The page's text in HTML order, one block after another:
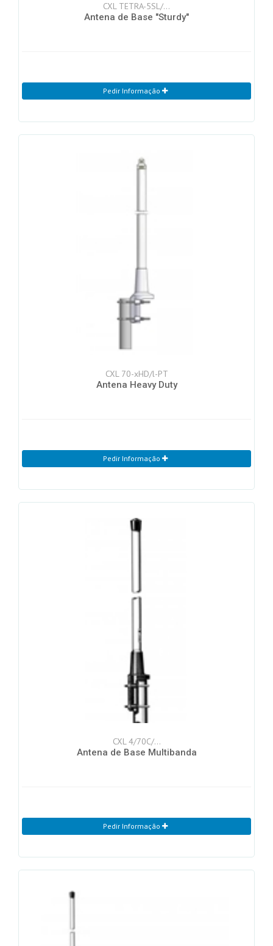
CXL TETRA-5SL/...
Antena de Base "Sturdy"
Pedir Informação
CXL 70-xHD/l-PT
Antena Heavy Duty
Pedir Informação
CXL 4/70C/...
Antena de Base Multibanda
Pedir Informação